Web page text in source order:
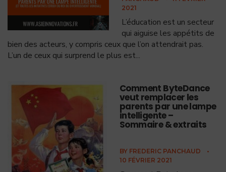
2021
L’éducation est un secteur
qui aiguise les appétits de
bien des acteurs, y compris ceux que l’on attendrait pas.
L’un de ceux qui surprend le plus est...
Comment ByteDance
veut remplacer les
parents par une lampe
intelligente –
Sommaire & extraits
BY FREDERIC PANCHAUD
•
10 FÉVRIER 2021